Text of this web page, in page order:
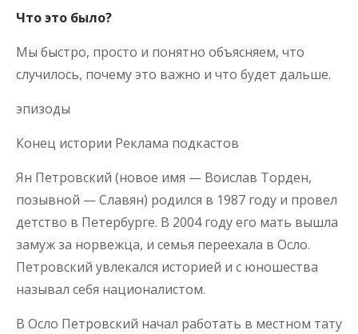
Что это было?
Мы быстро, просто и понятно объясняем, что
случилось, почему это важно и что будет дальше.
эпизоды
Конец истории Реклама подкастов
Ян Петровский (новое имя — Воислав Торден,
позывной — Славян) родился в 1987 году и провел
детство в Петербурге. В 2004 году его мать вышла
замуж за норвежца, и семья переехала в Осло.
Петровский увлекался историей и с юношества
называл себя националистом.
В Осло Петровский начал работать в местном тату